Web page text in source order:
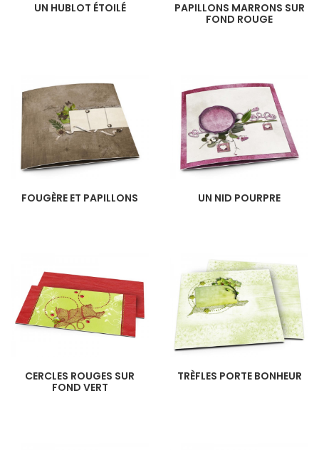
UN HUBLOT ÉTOILÉ
PAPILLONS MARRONS SUR
FOND ROUGE
FOUGÈRE ET PAPILLONS UN NID POURPRE
CERCLES ROUGES SUR
FOND VERT
TRÈFLES PORTE BONHEUR